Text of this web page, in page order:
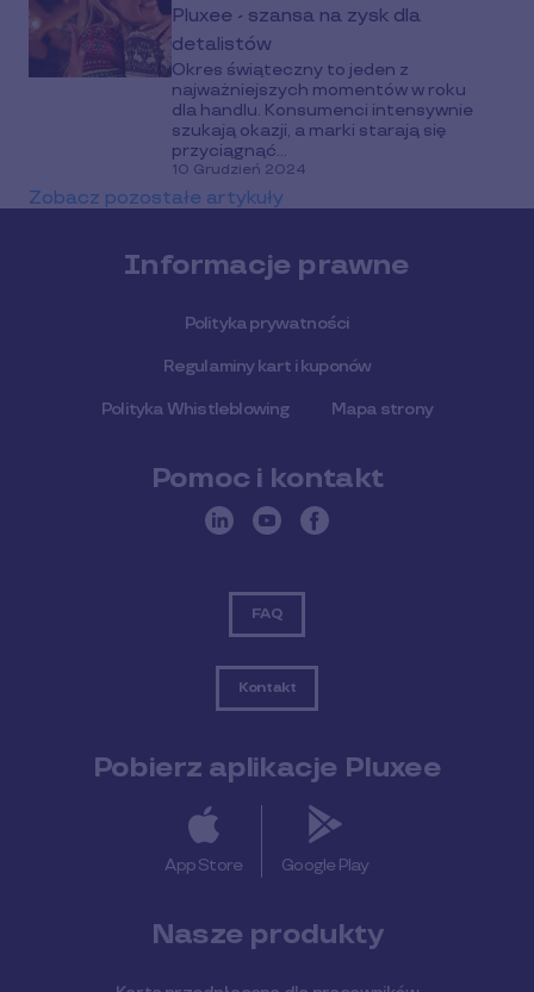
Pluxee - szansa na zysk dla
detalistów
Okres świąteczny to jeden z
najważniejszych momentów w roku
dla handlu. Konsumenci intensywnie
szukają okazji, a marki starają się
przyciągnąć...
10 Grudzień 2024
Zobacz pozostałe artykuły
Informacje prawne
Polityka prywatności
Regulaminy kart i kuponów
Polityka Whistleblowing Mapa strony
Pomoc i kontakt
FAQ
Kontakt
Pobierz aplikacje Pluxee
App Store Google Play
Nasze produkty